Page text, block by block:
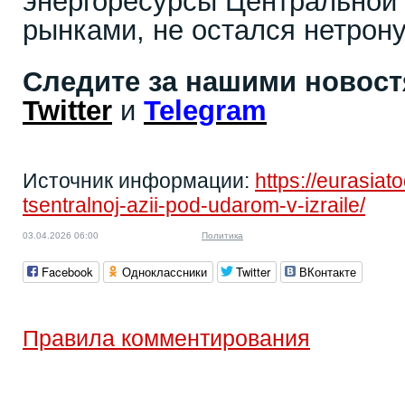
рынками, не остался
Следите за нашими
Twitter и Telegram
Источник информации: https://
tsentralnoj-azii-pod-udarom-v-izraile/
03.04.2026 06:00 Политика
Facebook Одноклассники Twitter ВКонтакте
Правила комментирования